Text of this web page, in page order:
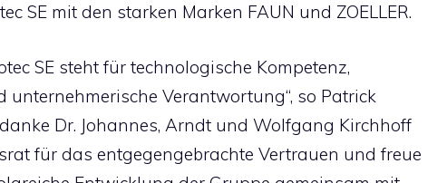
SE mit den starken Marken FAUN und ZOELLER.
SE steht für technologische Kompetenz,
Verantwortung“, so Patrick
Dr. Johannes, Arndt und Wolfgang Kirchhoff
für das entgegengebrachte Vertrauen und freue